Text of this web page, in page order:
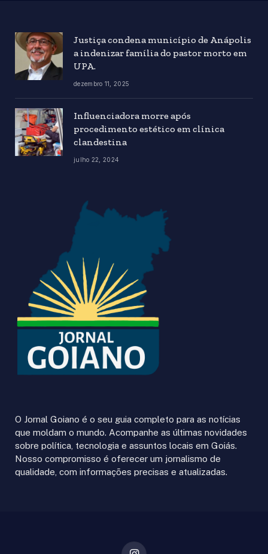
Justiça condena município de Anápolis
a indenizar família do pastor morto em
UPA.
dezembro 11, 2025
Influenciadora morre após
procedimento estético em clínica
clandestina
julho 22, 2024
O Jornal Goiano é o seu guia completo para as notícias
que moldam o mundo. Acompanhe as últimas novidades
sobre política, tecnologia e assuntos locais em Goiás.
Nosso compromisso é oferecer um jornalismo de
qualidade, com informações precisas e atualizadas.